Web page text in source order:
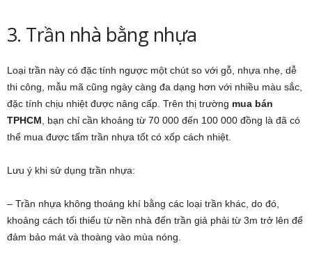
3. Trần nhà bằng nhựa
Loại trần này có đặc tính ngược một chút so với gỗ, nhựa nhẹ, dễ
thi công, mẫu mã cũng ngày càng đa dạng hơn với nhiều màu sắc,
đặc tính chịu nhiệt được nâng cấp. Trên thị trường mua bán
TPHCM , bạn chỉ cần khoảng từ 70 000 đến 100 000 đồng là đã có
thể mua được tấm trần nhựa tốt có xốp cách nhiệt.
Lưu ý khi sử dụng trần nhựa:
– Trần nhựa không thoáng khí bằng các loại trần khác, do đó,
khoảng cách tối thiểu từ nền nhà đến trần giả phải từ 3m trở lên để
đảm bảo mát và thoàng vào mùa nóng.